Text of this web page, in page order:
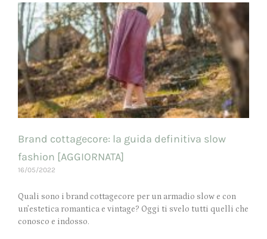
Brand cottagecore: la guida definitiva slow
fashion [AGGIORNATA]
16/05/2022
Quali sono i brand cottagecore per un armadio slow e con
un’estetica romantica e vintage? Oggi ti svelo tutti quelli che
conosco e indosso.